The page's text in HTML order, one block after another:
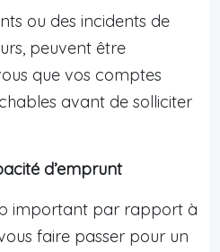
ou des incidents de
peuvent être
que vos comptes
avant de solliciter
d’emprunt
important par rapport à
faire passer pour un